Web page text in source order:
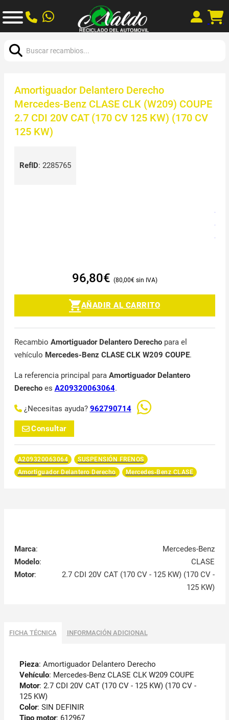
Amortiguador Delantero Derecho
Mercedes-Benz CLASE CLK (W209) COUPE
2.7 CDI 20V CAT (170 CV 125 KW) (170 CV
125 KW)
RefID: 2285765
96,80€ 80,00€
AÑADIR AL CARRITO
Recambio Amortiguador Delantero Derechopara el
vehículo Mercedes-Benz CLASE CLK W209 COUPE.
La referencia principal para Amortiguador Delantero
Derechoes A209320063064.
¿Necesitas ayuda? 962790714
Consultar
A209320063064
SUSPENSIÓN FRENOS
Amortiguador Delantero Derecho
Mercedes-Benz CLASE
Marca:
Mercedes-Benz
Modelo:
CLASE
Motor:
2.7 CDI 20V CAT (170 CV - 125 KW) (170 CV -
125 KW)
FICHA TÉCNICA INFORMACIÓN ADICIONAL
Pieza: Amortiguador Delantero Derecho
Vehículo: Mercedes-Benz CLASE CLK W209 COUPE
Motor: 2.7 CDI 20V CAT (170 CV - 125 KW) (170 CV -
125 KW)
Color: SIN DEFINIR
Tipo motor: 612967